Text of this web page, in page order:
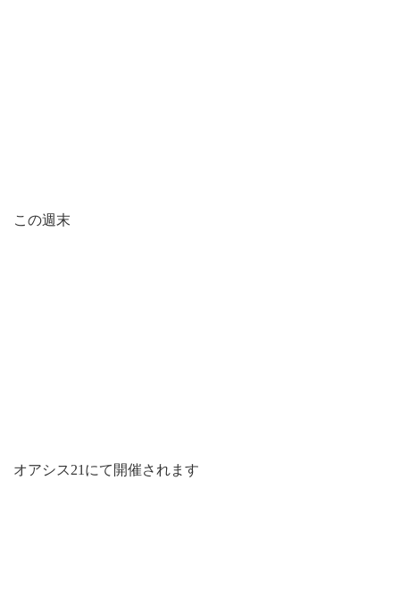
この週末
オアシス21にて開催されます